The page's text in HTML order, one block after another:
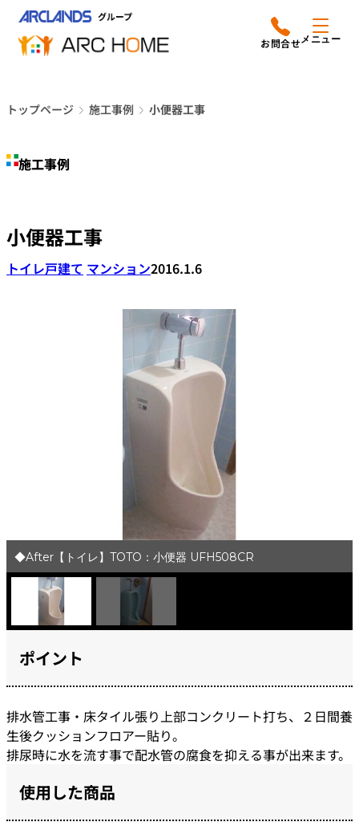
ッ
アークホームについて
施工事例
店舗案内
オーナー向け会員サービス
メニュー
営業時間は
平日9時から18時までと
電話をかける
トップページ 施工事例 小便器工事
施工事例
小便器工事
トイレ戸建て マンション2016.1.6
◆After【トイレ】TOTO：小便器 UFH508CR
ポイント
排水管工事・床タイル張り上部コンクリート打ち、２日間養
生後クッションフロアー貼り。
排尿時に水を流す事で配水管の腐食を抑える事が出来ます。
使用した商品